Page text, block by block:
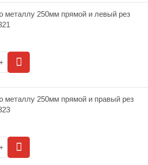
металлу 250мм прямой и левый рез
металлу 250мм прямой и правый рез